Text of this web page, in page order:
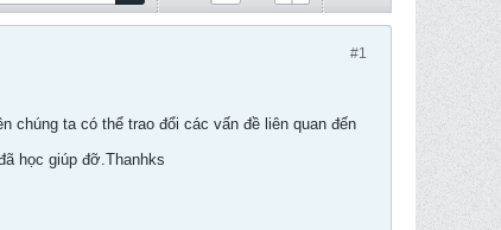
#1
chúng ta có thể trao đổi các vấn đề liên quan đến
học giúp đỡ.Thanhks